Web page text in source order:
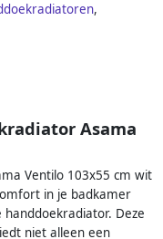
,
Asama
Ventilo 103x55 cm wit
in je badkamer
Deze
niet alleen een